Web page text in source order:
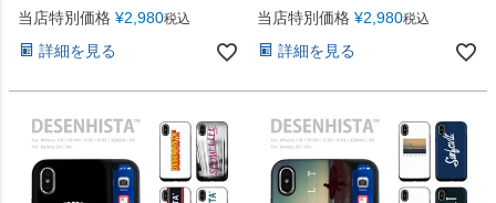
当店特別価格 ¥2,980税込
詳細を見る
当店特別価格 ¥2,980税込
詳細を見る